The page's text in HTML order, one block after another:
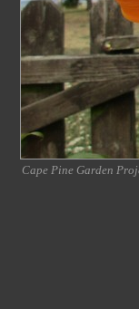
Cape Pine Garden